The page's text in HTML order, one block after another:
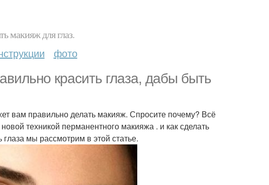
макияж для глаз.
фото
красить глаза, дабы быть
вам правильно делать макияж. Спросите почему? Всё
техникой перманентного макияжа . и как сделать
мы рассмотрим в этой статье.